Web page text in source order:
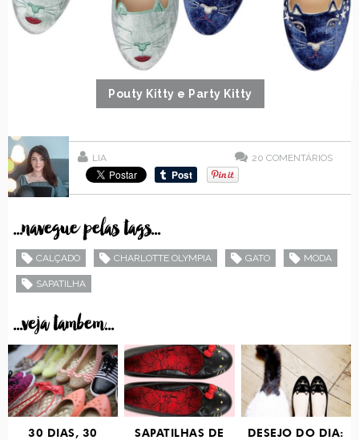
Pouty Kitty e Party Kitty
LIA 20 COMENTÁRIOS
...navegue pelas tags...
CALÇADO CHARLOTTE OLYMPIA GATO MODA
SAPATILHA
...veja tambem...
30 DIAS, 30
SAPATILHAS DE
DESEJO DO DIA: